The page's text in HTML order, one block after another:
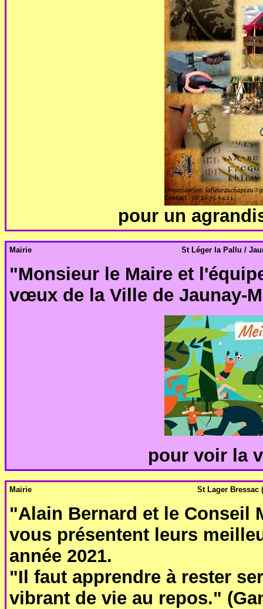
pour un
Mairie St Léger la Pallu /
"Monsieur le Maire et
vœux de la Ville de Jaunay-
pour voir la
Mairie St Lager Bressac
"Alain Bernard et le Conseil
vous présentent leurs
année 2021.
"Il faut apprendre à rester
vibrant de vie au repos."